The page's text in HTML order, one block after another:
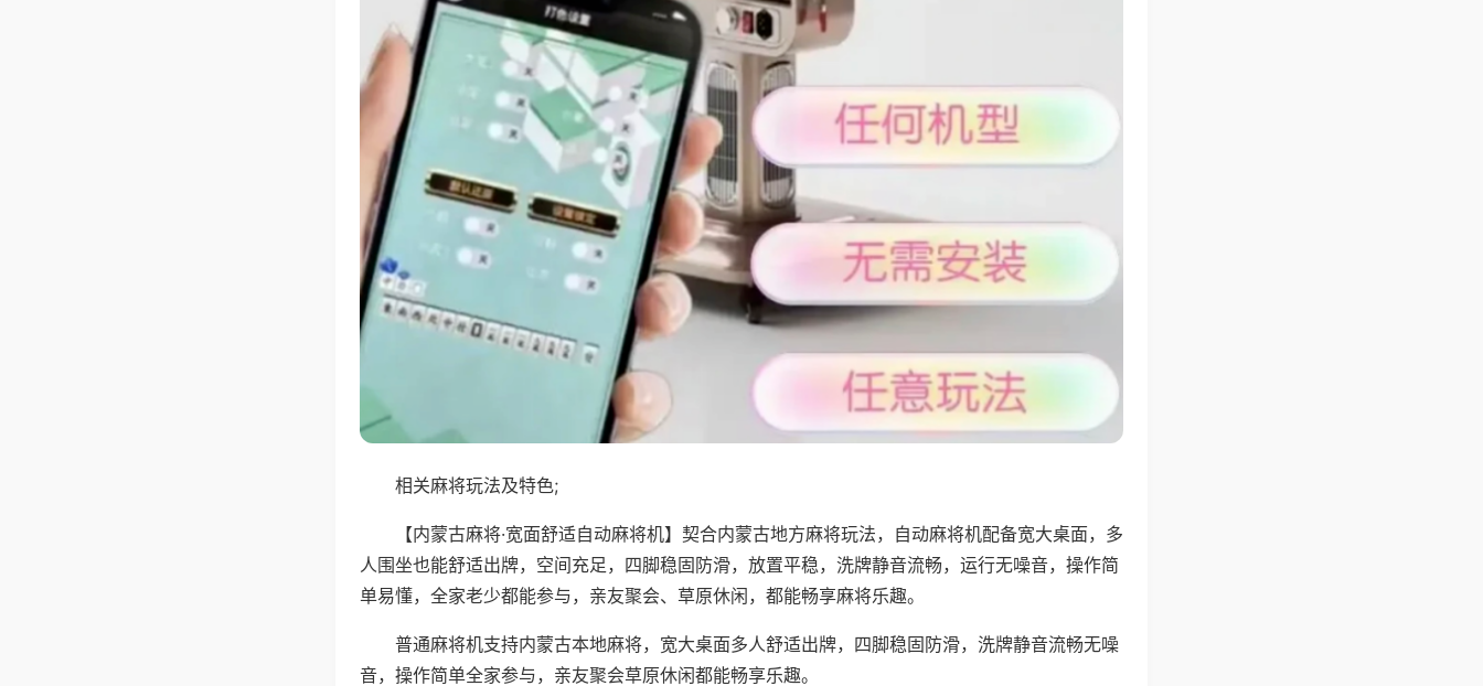
相关麻将玩法及特色;
【内蒙古麻将·宽面舒适自动麻将机】契合内蒙古地方麻将玩法，自动麻将机配备宽大桌面，多
人围坐也能舒适出牌，空间充足，四脚稳固防滑，放置平稳，洗牌静音流畅，运行无噪音，操作简
单易懂，全家老少都能参与，亲友聚会、草原休闲，都能畅享麻将乐趣。
普通麻将机支持内蒙古本地麻将，宽大桌面多人舒适出牌，四脚稳固防滑，洗牌静音流畅无噪
音，操作简单全家参与，亲友聚会草原休闲都能畅享乐趣。